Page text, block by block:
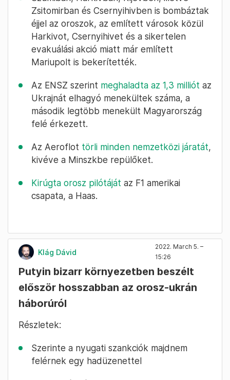
Zsitomirban és Csernyihivben is bombáztak
éjjel az oroszok, az említett városok közül
Harkivot, Csernyihivet és a sikertelen
evakuálási akció miatt már említett
Mariupolt is bekerítették.
Az ENSZ szerint meghaladta az 1,3 milliót az
Ukrajnát elhagyó menekültek száma, a
második legtöbb menekült Magyarország
felé érkezett.
Az Aeroflot törli minden nemzetközi járatát,
kivéve a Minszkbe repülőket.
Kirúgta orosz pilótáját az F1 amerikai
csapata, a Haas.
Klág Dávid
2022. March 5. –
15:26
Putyin bizarr környezetben beszélt
először hosszabban az orosz-ukrán
háborúról
Részletek:
Szerinte a nyugati szankciók majdnem
felérnek egy hadüzenettel